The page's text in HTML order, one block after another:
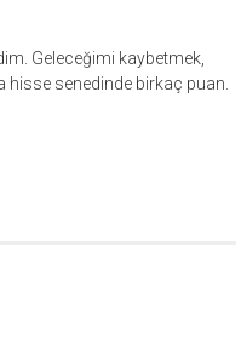
Geleceğimi kaybetmek,
hisse senedinde birkaç puan.